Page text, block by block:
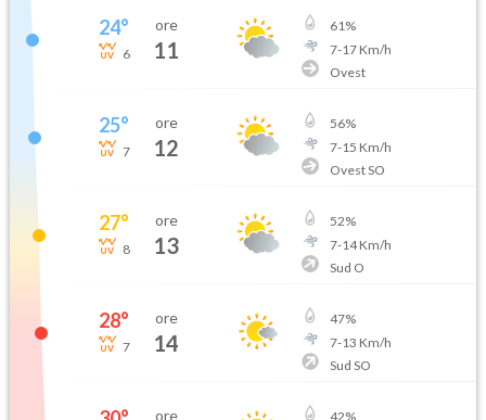
24°
6
ore
11
61%
7-17Km/h
Ovest
25°
7
ore
12
56%
7-15 Km/h
Ovest SO
27°
8
ore
13
52%
7-14Km/h
Sud O
28°
7
ore
14
47%
7-13 Km/h
Sud SO
ore 42%